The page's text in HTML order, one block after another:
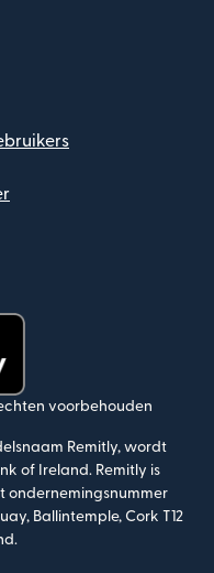
venster)
nieuw venster)
een nieuw venster)
in een nieuw venster)
in een nieuw
voorbehouden
Remitly, wordt
of Ireland. Remitly is
ondernemingsnummer
Ballintemple, Cork T12